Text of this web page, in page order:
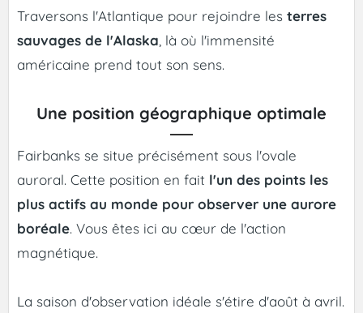
Traversons l'Atlantique pour rejoindre les terres
sauvages de l'Alaska , là où l'immensité
américaine prend tout son sens.
Une position géographique optimale
Fairbanks se situe précisément sous l'ovale
auroral. Cette position en fait l'un des points les
plus actifs au monde pour observer une aurore
boréale. Vous êtes ici au cœur de l'action
magnétique.
La saison d'observation idéale s'étire d'août à avril.